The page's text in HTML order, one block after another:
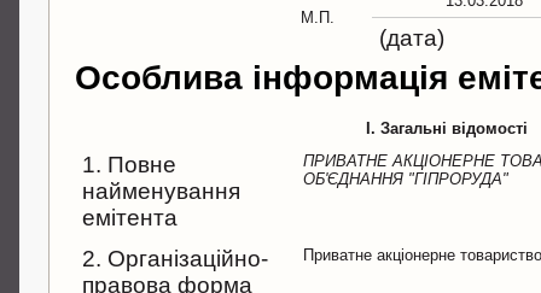
М.П.
(дата)
Особлива інформація
I. Загальні відомості
1. Повне
найменування
емітента
ПРИВАТНЕ АКЦІОНЕРНЕ
ОБ'ЄДНАННЯ "ГІПРОРУДА"
2. Організаційно-
правова форма
Приватне акціонерне